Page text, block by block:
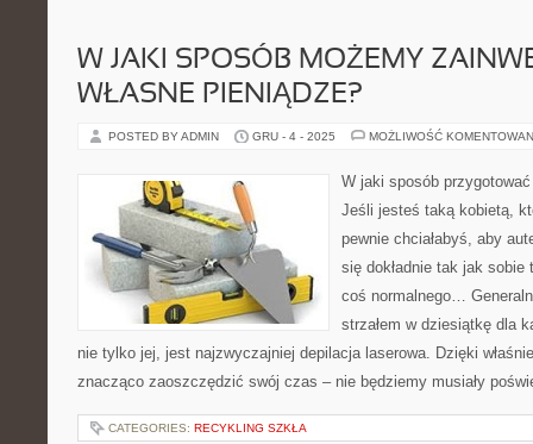
W JAKI SPOSÓB MOŻEMY
WŁASNE PIENIĄDZE?
POSTED BY ADMIN GRU - 4 - 2025 MOŻLIWOŚĆ
W jaki sposób
Jeśli jesteś taką kobietą,
pewnie chciałabyś, aby
się dokładnie tak jak sobie
coś normalnego…
strzałem w dziesiątkę dla
nie tylko jej, jest najzwyczajniej depilacja laserowa. Dzięki
znacząco zaoszczędzić swój czas – nie będziemy musiały
CATEGORIES: RECYKLING SZKŁA